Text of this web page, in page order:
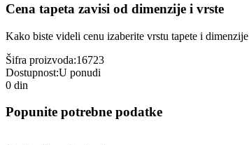
Cena tapeta zavisi od dimenzije i vrste
Kako biste videli cenu izaberite vrstu tapete i dimenzije
Šifra proizvoda:16723
Dostupnost:U ponudi
0 din
Popunite potrebne podatke